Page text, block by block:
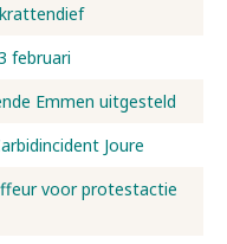
februari
Emmen uitgesteld
Joure
voor protestactie